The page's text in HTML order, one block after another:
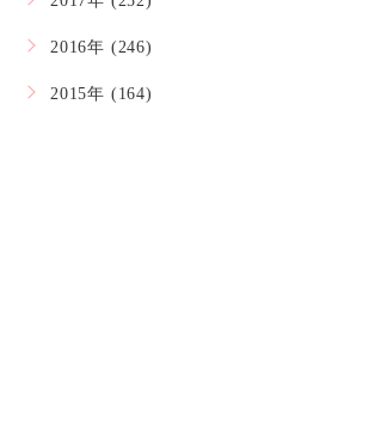
2016年 (246)
2015年 (164)